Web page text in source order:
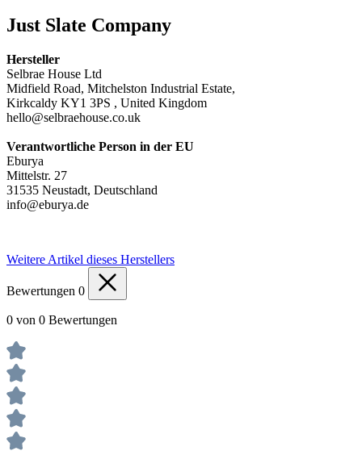
Just Slate Company
Hersteller
Selbrae House Ltd
Midfield Road, Mitchelston Industrial Estate,
Kirkcaldy KY1 3PS , United Kingdom
hello@selbraehouse.co.uk
Verantwortliche Person in der EU
Eburya
Mittelstr. 27
31535 Neustadt, Deutschland
info@eburya.de
Weitere Artikel dieses Herstellers
Bewertungen 0
0 von 0 Bewertungen